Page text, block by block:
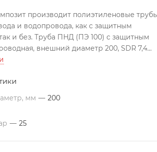
производит полиэтиленовые
и водопровода, как с защитным
и без. Труба ПНД (ПЭ 100) с защитным
внешний диаметр 200, SDR 7,4
ГОСТу, может использоваться во всех
по перекачиванию агрессивных
с учетом НДС на условиях EXW г.
в отрезках по 12 м. По
возможно производство труб
мм — 200
— 25